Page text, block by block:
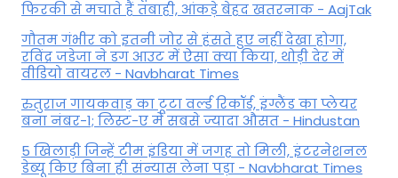
फिरकी से मचाते हैं तबाही, आंकड़े बेहद खतरनाक - AajTak
गौतम गंभीर को इतनी जोर से हंसते हुए नहीं देखा होगा,
रविंद्र जडेजा ने डग आउट में ऐसा क्या किया, थोड़ी देर में
वीडियो वायरल - Navbharat Times
रुतुराज गायकवाड़ का टूटा वर्ल्ड रिकॉर्ड, इंग्लैंड का प्लेयर
बना नंबर-1; लिस्ट-ए में सबसे ज्यादा औसत - Hindustan
5 खिलाड़ी जिन्हें टीम इंडिया में जगह तो मिली, इंटरनेशनल
डेब्यू किए बिना ही संन्यास लेना पड़ा - Navbharat Times